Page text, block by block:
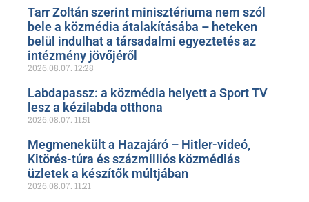
Tarr Zoltán szerint minisztériuma nem szól
bele a közmédia átalakításába – heteken
belül indulhat a társadalmi egyeztetés az
intézmény jövőjéről
2026.08.07. 12:28
Labdapassz: a közmédia helyett a Sport TV
lesz a kézilabda otthona
2026.08.07. 11:51
Megmenekült a Hazajáró – Hitler-videó,
Kitörés-túra és százmilliós közmédiás
üzletek a készítők múltjában
2026.08.07. 11:21